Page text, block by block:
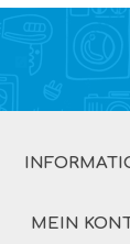
MEIN